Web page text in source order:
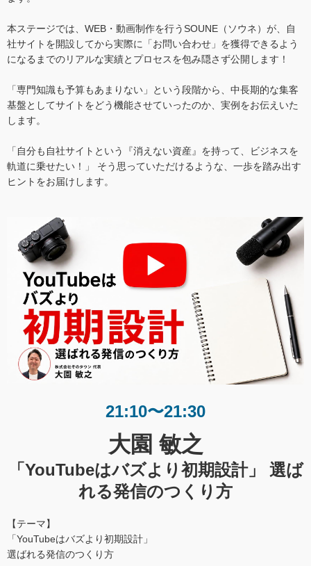
本ステージでは、WEB・動画制作を行うSOUNE（ソウネ）が、自
社サイトを開設してから実際に「お問い合わせ」を獲得できるよう
になるまでのリアルな実績とプロセスを包み隠さず公開します！
「専門知識も予算もあまりない」という段階から、中長期的な集客
基盤としてサイトをどう機能させていったのか、実例をお伝えいた
します。
「自分も自社サイトという『消えない資産』を持って、ビジネスを
軌道に乗せたい！」 そう思っていただけるような、一歩を踏み出す
ヒントをお届けします。
21:10〜21:30
大園 敏之
「YouTubeはバズより初期設計」 選ば
れる発信のつくり方
【テーマ】
「YouTubeはバズより初期設計」
選ばれる発信のつくり方